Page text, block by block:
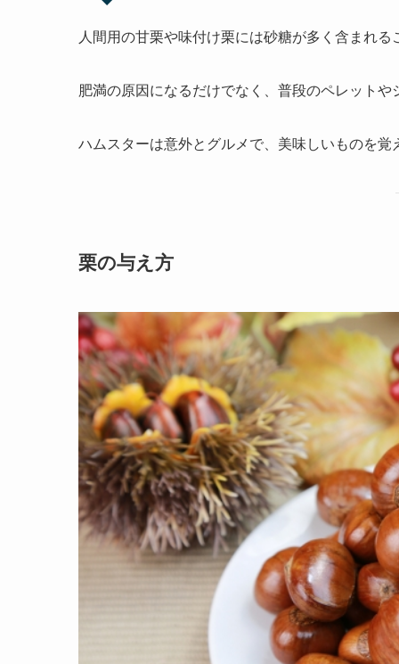
人間用の甘栗や味付け栗には砂糖が多く含まれる
肥満の原因になるだけでなく、普段のペレット
ハムスターは意外とグルメで、美味しいものを
栗の与え方